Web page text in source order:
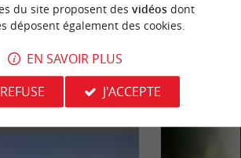
AIMEREZAUSSI
du site proposent des vidéosdont
déposent également des cookies.
EN SAVOIR PLUS
J'ACCEPTE